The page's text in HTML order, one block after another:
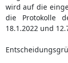
wird auf die
die Protokolle
18.1.2022 und